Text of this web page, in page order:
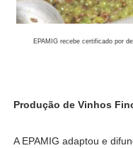
EPAMIG recebe certificado por
Produção de Vinhos
A EPAMIG adaptou e